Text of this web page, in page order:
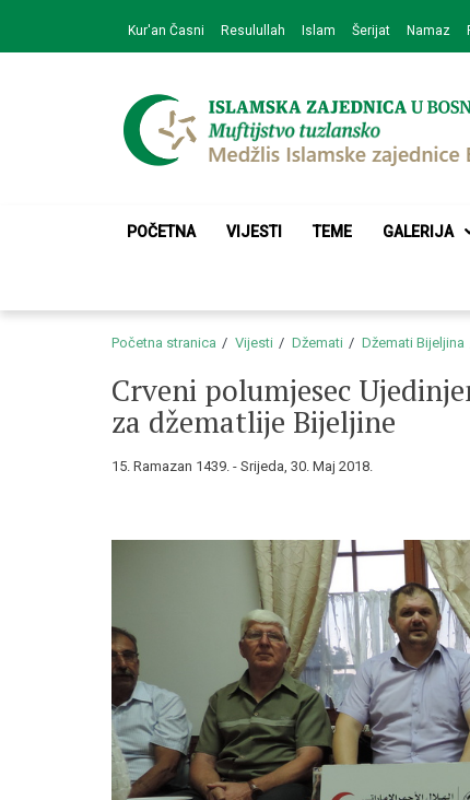
navigation
content
Kur'an Časni Resulullah Islam Šerijat Namaz
Medžlis
POČETNA VIJESTI TEME GALERIJA
Početna stranica Vijesti Džemati Džemati Bijeljina
Crveni polumjesec
za džematlije Bijeljine
15. Ramazan 1439. - Srijeda, 30. Maj 2018.